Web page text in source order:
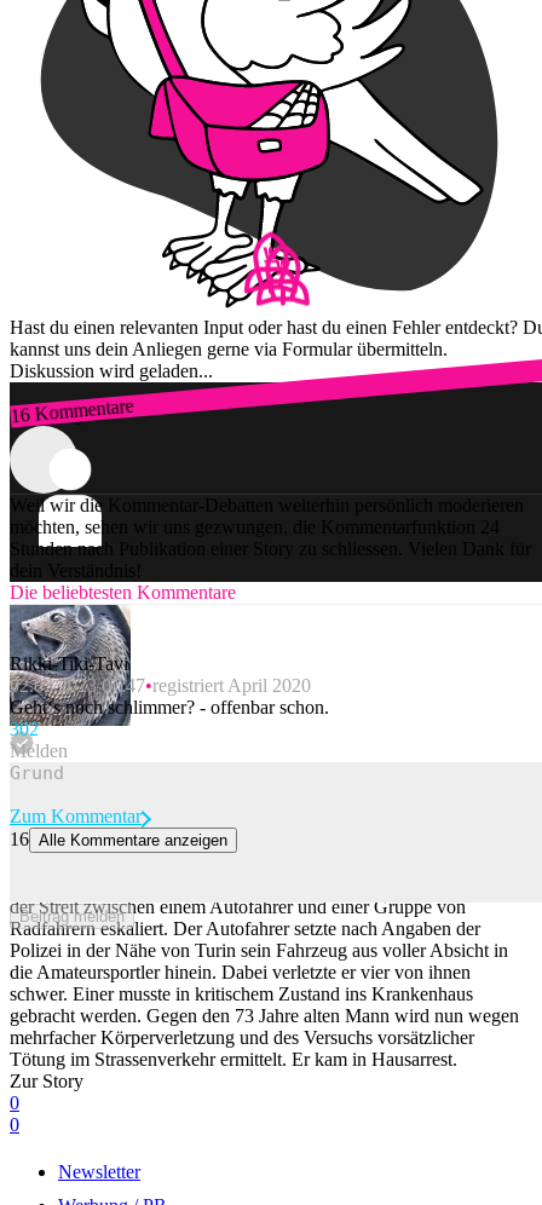
Hast du einen relevanten Input oder hast du einen Fehler entdeckt?
kannst uns dein Anliegen gerne via Formular übermitteln.
Diskussion wird geladen...
16 Kommentare
Zum Login
Weil wir die Kommentar-Debatten weiterhin persönlich moderieren
möchten, sehen wir uns gezwungen, die Kommentarfunktion 24
Stunden nach Publikation einer Story zu schliessen. Vielen Dank für
dein Verständnis!
Die beliebtesten Kommentare
Rikki-Tiki-Tavi
02.03.2023 07:47 registriert April 2020
Geht‘s noch schlimmer? - offenbar schon.
302
Melden
Beitrag melden
Zum Kommentar
16 Alle Kommentare anzeigen
der Streit zwischen einem Autofahrer und einer Gruppe von
Radfahrern eskaliert. Der Autofahrer setzte nach Angaben der
Polizei in der Nähe von Turin sein Fahrzeug aus voller Absicht in
die Amateursportler hinein. Dabei verletzte er vier von ihnen
schwer. Einer musste in kritischem Zustand ins Krankenhaus
gebracht werden. Gegen den 73 Jahre alten Mann wird nun wegen
mehrfacher Körperverletzung und des Versuchs vorsätzlicher
Tötung im Strassenverkehr ermittelt. Er kam in Hausarrest.
Zur Story
0
0
Newsletter